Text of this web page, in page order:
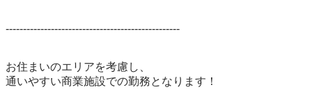
--------------------------------------------------
お住まいのエリアを考慮し、
通いやすい商業施設での勤務となります！